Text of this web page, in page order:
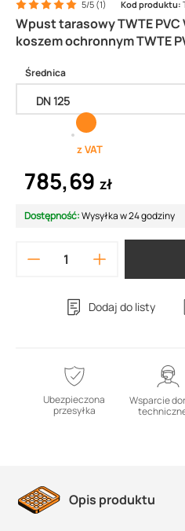
Wpust tarasowy TWTE PVC
koszem ochronnym TWTE
5/5 (1) Kod produktu:
Średnica
z VAT
785,69 zł
Dostępność:Wysyłka w 24 godziny
Dodaj do listy
Ubezpieczona
przesyłka
Wsparcie
Opis produktu